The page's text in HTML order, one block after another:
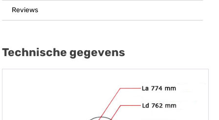
Reviews
Technische gegevens